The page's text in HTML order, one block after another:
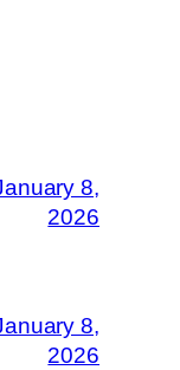
8,
2026
8,
2026